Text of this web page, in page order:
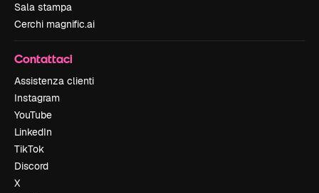
Sala stampa
Cerchi magnific.ai
Contattaci
Assistenza clienti
Instagram
YouTube
LinkedIn
TikTok
Discord
X